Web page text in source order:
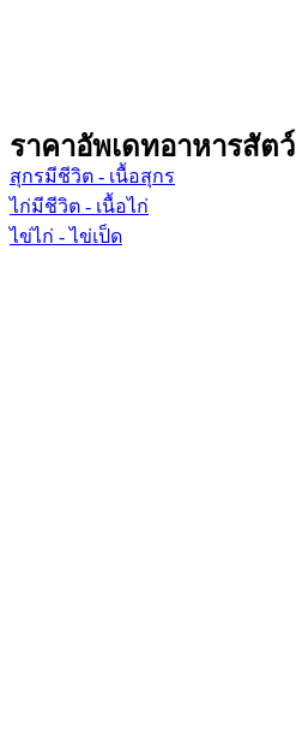
ราคาอัพเดทอาหารสัตว์
สุกรมีชีวิต - เนื้อสุกร
ไก่มีชีวิต - เนื้อไก่
ไข่ไก่ - ไข่เป็ด